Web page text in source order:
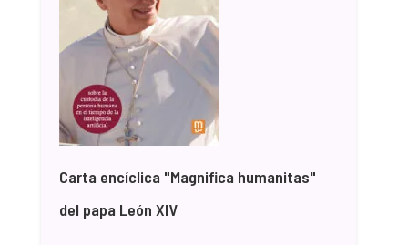
Carta encíclica "Magnifica humanitas"
del papa León XIV